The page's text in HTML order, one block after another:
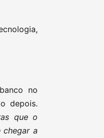
no
depois.
que o
chegar a